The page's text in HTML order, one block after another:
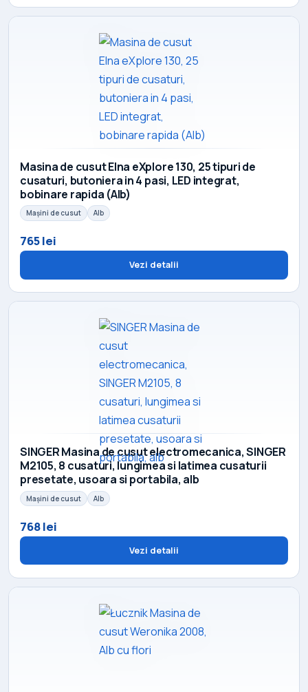
Masina de cusut Elna eXplore 130, 25 tipuri de
cusaturi, butoniera in 4 pasi, LED integrat,
bobinare rapida (Alb)
Mașini de cusut Alb
765 lei
Vezi detalii
SINGER Masina de cusut electromecanica, SINGER
M2105, 8 cusaturi, lungimea si latimea cusaturii
presetate, usoara si portabila, alb
Mașini de cusut Alb
768 lei
Vezi detalii